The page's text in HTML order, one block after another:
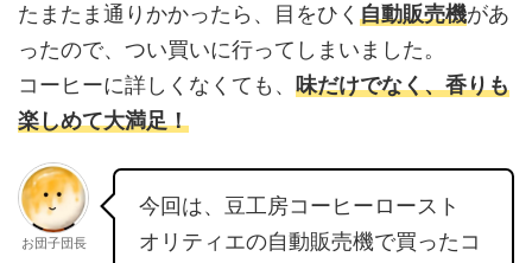
たまたま通りかかったら、目をひく 自動販売機があ
ったので、つい買いに行ってしまいました。
コーヒーに詳しくなくても、 味だけでなく、香りも
楽しめて大満足！
お団子団長
今回は、 豆工房コーヒーロースト
オリティエの自動販売機で買ったコ